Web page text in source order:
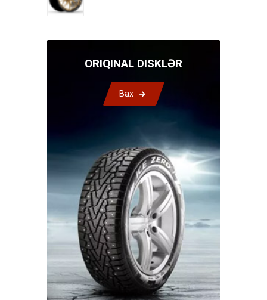
ORIQINAL DISKLƏR
Bax